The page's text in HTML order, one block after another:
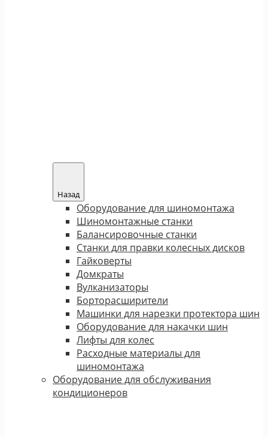
Назад
Оборудование для шиномонтажа
Шиномонтажные станки
Балансировочные станки
Станки для правки колесных дисков
Гайковерты
Домкраты
Вулканизаторы
Борторасширители
Машинки для нарезки протектора шин
Оборудование для накачки шин
Лифты для колес
Расходные материалы для
шиномонтажа
Оборудование для обслуживания
кондиционеров